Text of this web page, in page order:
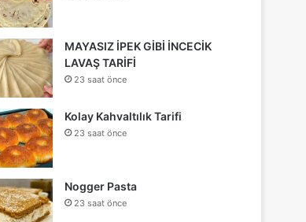
MAYASIZ İPEK GİBİ İNCECİK
LAVAŞ TARİFİ
23 saat önce
Kolay Kahvaltılık Tarifi
23 saat önce
Nogger Pasta
23 saat önce